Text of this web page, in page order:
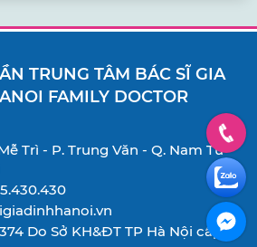
TRUNG TÂM BÁC SĨ GIA
FAMILY DOCTOR
Trì - P. Trung Văn - Q. Nam Từ
Do Sở KH&ĐT TP Hà Nội cấp